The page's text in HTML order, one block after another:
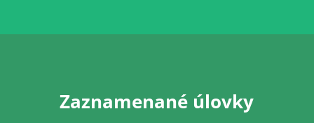
Zaznamenané úlovky